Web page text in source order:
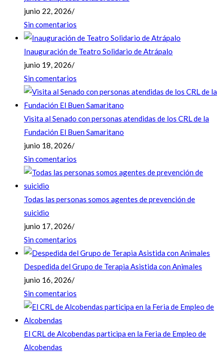
junio 22, 2026/
Sin comentarios
Inauguración de Teatro Solidario de Atrápalo
junio 19, 2026/
Sin comentarios
Visita al Senado con personas atendidas de los CRL de la
Fundación El Buen Samaritano
junio 18, 2026/
Sin comentarios
Todas las personas somos agentes de prevención de
suicidio
junio 17, 2026/
Sin comentarios
Despedida del Grupo de Terapia Asistida con Animales
junio 16, 2026/
Sin comentarios
El CRL de Alcobendas participa en la Feria de Empleo de
Alcobendas